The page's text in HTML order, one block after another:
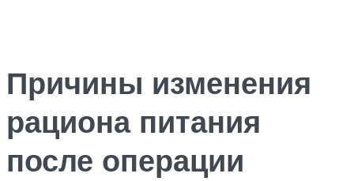
Причины изменения
рациона питания
после операции